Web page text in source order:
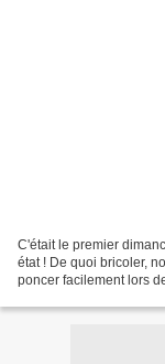
C'était le premier
état ! De quoi bricoler,
poncer facilement lors